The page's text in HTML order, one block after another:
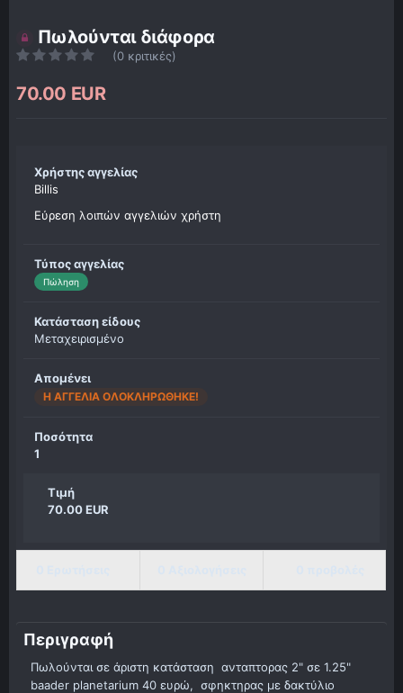
Πωλούνται διάφορα
(0 κριτικές)
70.00 EUR
Χρήστης αγγελίας
Billis
Εύρεση λοιπών αγγελιών χρήστη
Τύπος αγγελίας
Πώληση
Κατάσταση είδους
Μεταχειρισμένο
Απομένει
Η ΑΓΓΕΛΊΑ ΟΛΟΚΛΗΡΏΘΗΚΕ!
Ποσότητα
1
Τιμή
70.00 EUR
Περιγραφή
Πωλούνται σε άριστη κατάσταση ανταπτορας 2" σε 1.25"
baader planetarium 40 ευρώ, σφηκτηρας με δακτύλιο